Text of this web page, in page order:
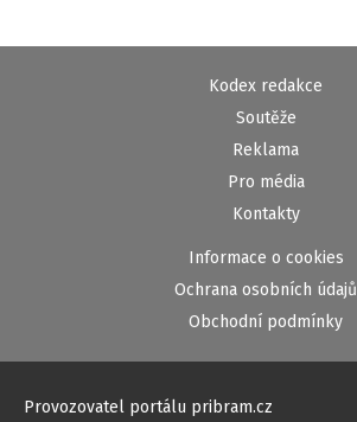
Kodex redakce
Soutěže
Reklama
Pro média
Kontakty
Informace o cookies
Ochrana osobních údajů
Obchodní podmínky
Provozovatel portálu pribram.cz